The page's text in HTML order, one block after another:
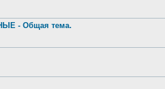
- Общая тема.